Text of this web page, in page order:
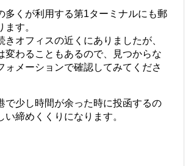
多くが利用する第1ターミナルにも郵
す。
きオフィスの近くにありましたが、
変わることもあるので、見つからな
ォメーションで確認してみてくださ
で少し時間が余った時に投函するの
い締めくくりになります。